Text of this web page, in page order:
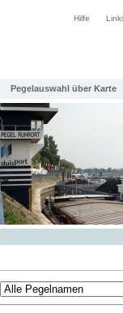
Hilfe
Pegelauswahl über Karte